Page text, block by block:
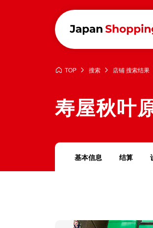
TOP 搜索 店铺 搜索结果
寿屋秋叶
基本信息 结算